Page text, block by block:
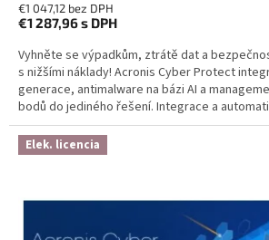
€1 047,12 bez DPH
€1 287,96s DPH
Vyhněte se výpadkům, ztrátě dat a
s nižšími náklady! Acronis Cyber Protect
generace, antimalware na bázi AI a
bodů do jediného řešení. Integrace a
Elek. licencia